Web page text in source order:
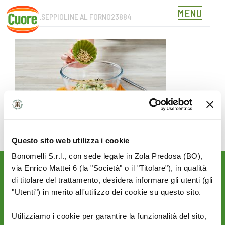
Questo sito web utilizza i cookie
Bonomelli S.r.l., con sede legale in Zola Predosa (BO),
via Enrico Mattei 6 (la "Società" o il "Titolare"), in qualità
di titolare del trattamento, desidera informare gli utenti (gli
"Utenti") in merito all'utilizzo dei cookie su questo sito.
Utilizziamo i cookie per garantire la funzionalità del sito,
Skip
content
MENU
STEP 3_SEPPIOLINE AL FORNO23884
Rimani aggiornato sulle
novità del mondo Cuore: